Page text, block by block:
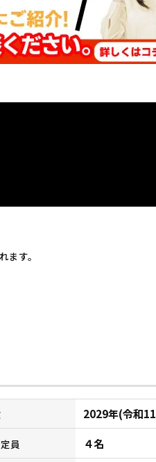
す。
2029年(令和
員 ４名